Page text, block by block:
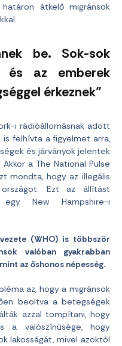
átkelő migránsok
be. Sok-sok
az emberek
érkeznek”
i rádióállomásnak adott
is felhívta a figyelmet arra,
és járványok jelentek
a The National Pulse
mondta, hogy az illegális
Ezt az állítást
egy New Hampshire-i
(WHO) is többször
valóban gyakrabban
az őshonos népesség.
az, hogy a migránsok
beoltva a betegségek
azzal tompítani, hogy
a valószínűsége, hogy
lakosságát, mivel azoktól